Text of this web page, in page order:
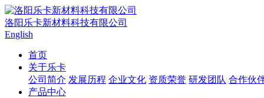
洛阳乐卡新材料科技有限公司
English
首页
关于乐卡
公司简介 发展历程 企业文化 资质荣誉 研发团队 合作伙
产品中心